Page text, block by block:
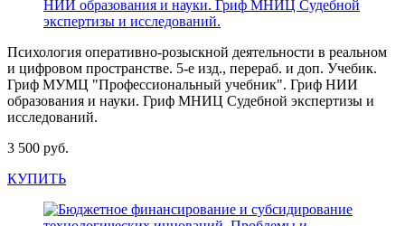
Психология оперативно-розыскной деятельности в реальном
и цифровом пространстве. 5-е изд., перераб. и доп. Учебик.
Гриф МУМЦ "Профессиональный учебник". Гриф НИИ
образования и науки. Гриф МНИЦ Судебной экспертизы и
исследований.
3 500 руб.
КУПИТЬ